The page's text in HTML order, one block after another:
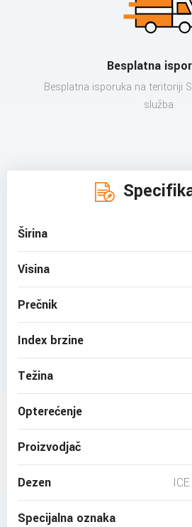
Besplatna
Besplatna isporuka na teritoriji
služba
Širina
Visina
Prečnik
Index brzine
Težina
Opterećenje
Proizvodjač
Dezen
Specijalna oznaka